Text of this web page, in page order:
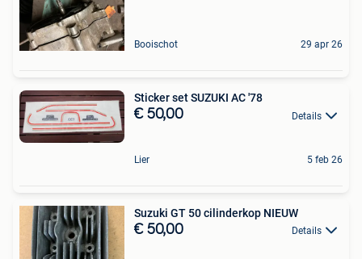
Booischot 29 apr 26
Sticker set SUZUKI AC '78
€ 50,00 Details
Lier 5 feb 26
Suzuki GT 50 cilinderkop NIEUW
€ 50,00 Details